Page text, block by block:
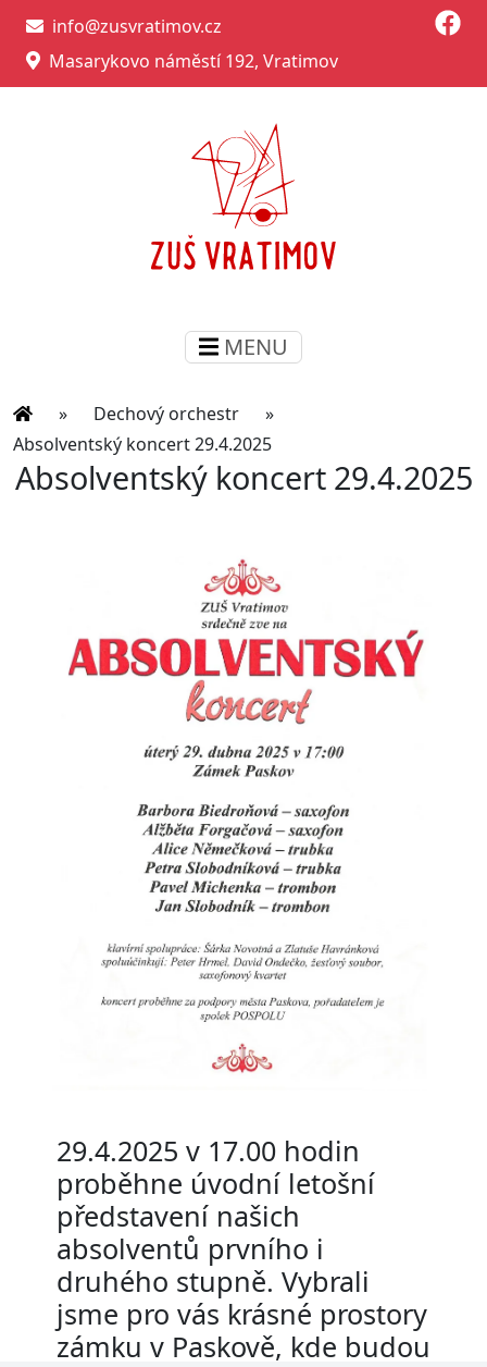
info@zusvratimov.cz
Masarykovo náměstí 192, Vratimov
MENU
» Dechový orchestr
»
Absolventský koncert 29.4.2025
Absolventský koncert 29.4.2025
29.4.2025 v 17.00 hodin
proběhne úvodní letošní
představení našich
absolventů prvního i
druhého stupně. Vybrali
jsme pro vás krásné prostory
zámku v Paskově, kde budou